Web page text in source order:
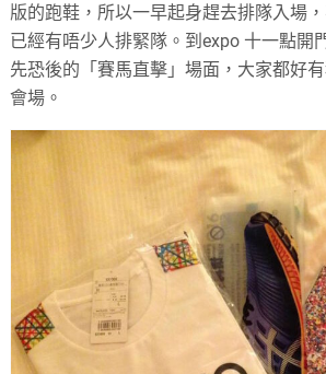
版的跑鞋，所以一早起身趕去排隊入場
已經有唔少人排緊隊。到expo 十一點開
先恐後的「賽馬直擊」場面，大家都好
會場。